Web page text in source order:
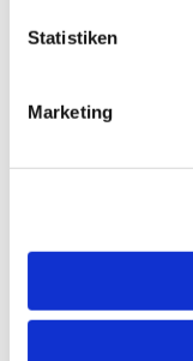
Statistiken
Marketing